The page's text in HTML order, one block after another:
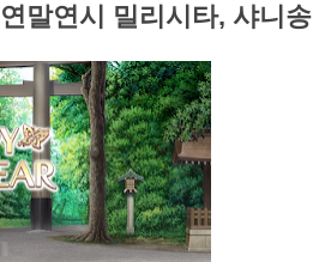
말연시 밀리시타, 샤니송